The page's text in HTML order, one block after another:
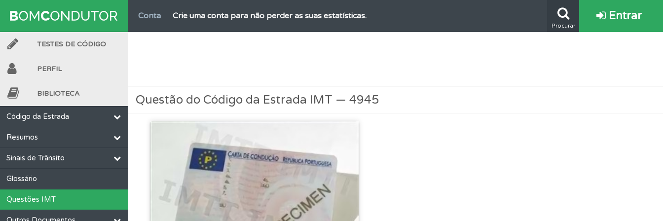
Conta Crie uma conta para não perder as suas estatísticas.
Pode guardar uma questão colocando-a como favorita.
As questões que usamos estão atualizadas e são as mesmas do exame oficial.
Crie uma conta para ter acesso às suas estatísticas em qualquer equipamento.
Procurar
Entrar
TESTES DE CÓDIGO
PERFIL
BIBLIOTECA
Código da Estrada
Resumos
Sinais de Trânsito
Glossário
Questões IMT
Questão do Código da Estrada IMT — 4945